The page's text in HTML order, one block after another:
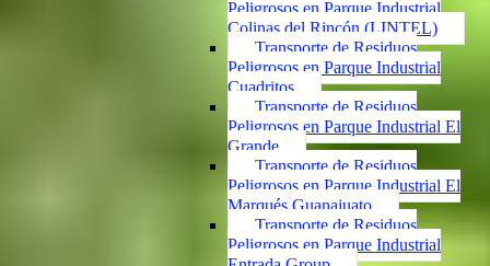
Peligrosos en Parque Industrial
Colinas del Rincón (LINTEL)
Transporte de Residuos
Peligrosos en Parque Industrial
Cuadritos
Transporte de Residuos
Peligrosos en Parque Industrial El
Grande
Transporte de Residuos
Peligrosos en Parque Industrial El
Marqués Guanajuato
Transporte de Residuos
Peligrosos en Parque Industrial